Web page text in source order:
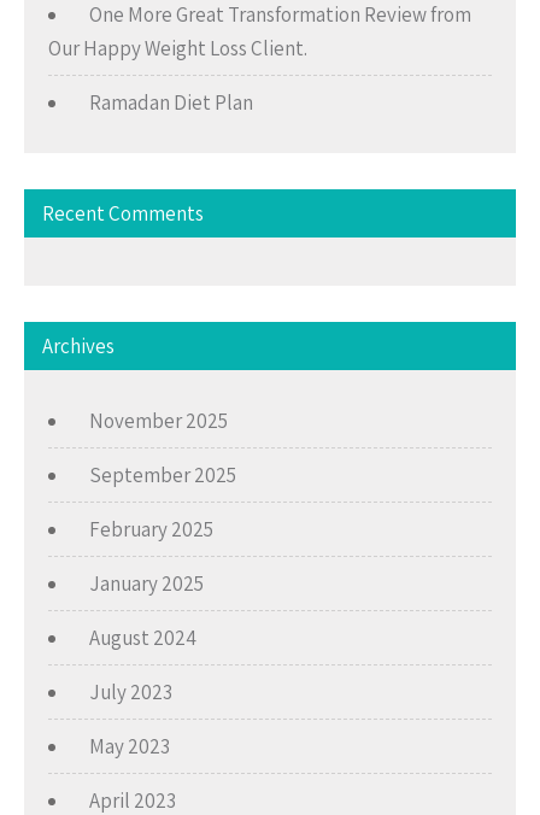
One More Great Transformation Review from
Our Happy Weight Loss Client.
Ramadan Diet Plan
Recent Comments
Archives
November 2025
September 2025
February 2025
January 2025
August 2024
July 2023
May 2023
April 2023